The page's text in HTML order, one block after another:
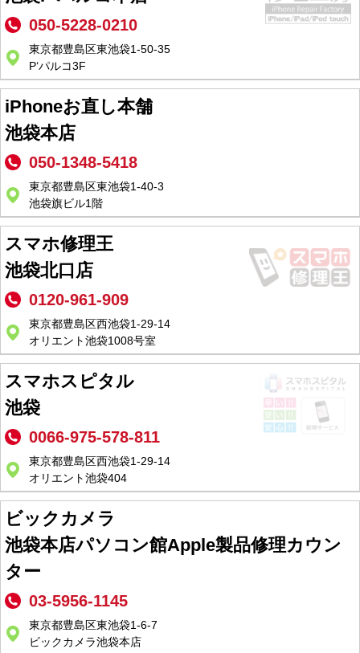
050-5228-0210
東京都豊島区東池袋1-50-35
P‘パルコ3F
iPhoneお直し本舗
池袋本店
050-1348-5418
東京都豊島区東池袋1-40-3
池袋旗ビル1階
スマホ修理王
池袋北口店
0120-961-909
東京都豊島区西池袋1-29-14
オリエント池袋1008号室
スマホスピタル
池袋
0066-975-578-811
東京都豊島区西池袋1-29-14
オリエント池袋404
ビックカメラ
池袋本店パソコン館Apple製品修理カウン
ター
03-5956-1145
東京都豊島区東池袋1-6-7
ビックカメラ池袋本店